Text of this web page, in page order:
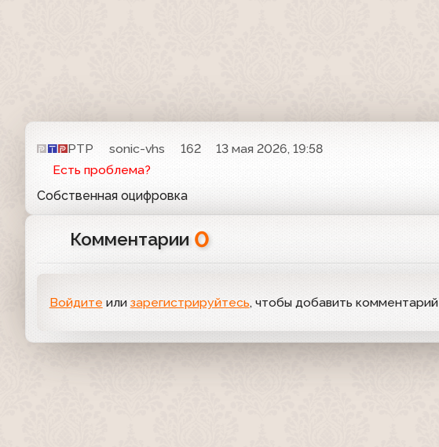
РТР sonic-vhs 162
13 мая 2026, 19:58
Есть проблема?
Собственная оцифровка
Комментарии 0
Войдите или зарегистрируйтесь, чтобы добавить комментарий